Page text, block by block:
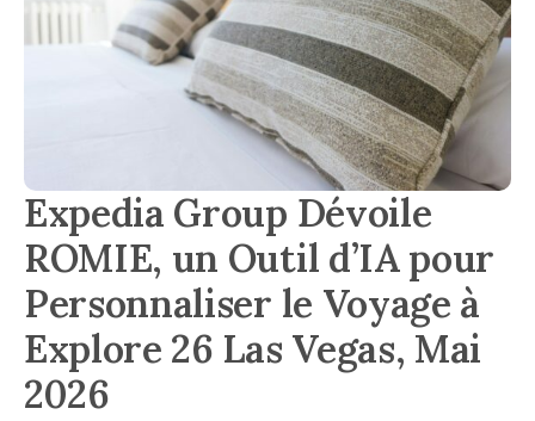
Expedia Group Dévoile
ROMIE, un Outil d’IA pour
Personnaliser le Voyage à
Explore 26 Las Vegas, Mai
2026